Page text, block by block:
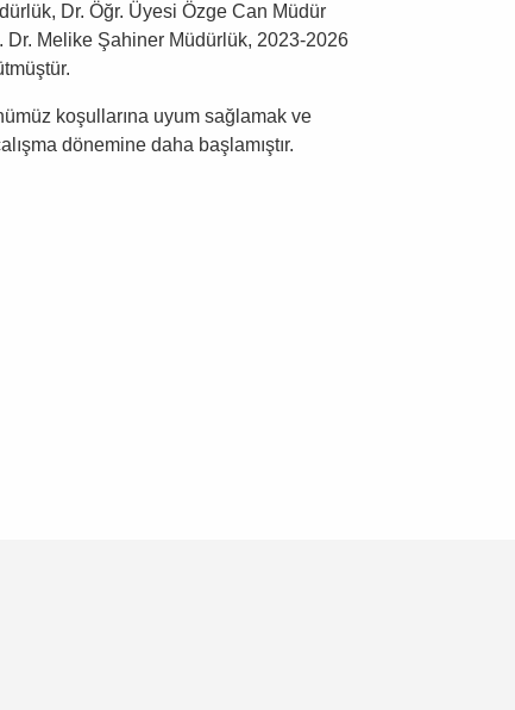
Dr. Öğr. Üyesi Özge Can Müdür
Dr. Melike Şahiner Müdürlük, 2023-2026
koşullarına uyum sağlamak ve
dönemine daha başlamıştır.